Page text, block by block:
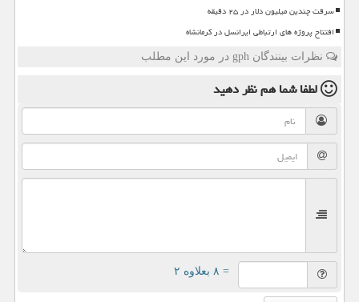
سرقت چندین میلیون دلار در ۲۵ دقیقه
افتتاح پروژه های ارتباطی ایرانسل در کرمانشاه
نظرات بینندگان gph در مورد این مطلب
لطفا شما همنظر دهید
= ۸ بعلاوه ۲